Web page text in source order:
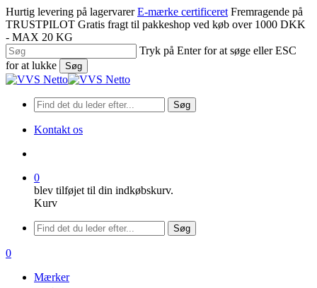
Spring
til
hovedindhold
Hurtig levering på lagervarer E-mærke certificeret Fremragende på
TRUSTPILOT Gratis fragt til pakkeshop ved køb over 1000 DKK
- MAX 20 KG
Tryk på Enter for at søge eller ESC
for at lukke
Søg
Luk
Søg
Kontakt os
0
blev tilføjet til din indkøbskurv.
Kurv
Menu
Søg
søge
0
Mærker